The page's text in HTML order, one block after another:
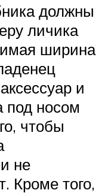
должны
личика
ширина
и
под носом
чтобы
не
Кроме того,